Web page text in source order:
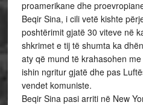
proamerikane dhe
Beqir Sina, i cili vetë kishte
poshtërimit gjatë 30 viteve në
shkrimet e tij të shumta ka
aty që mund të krahasohen
ishin ngritur gjatë dhe pas
vendet komuniste.
Beqir Sina pasi arriti në New